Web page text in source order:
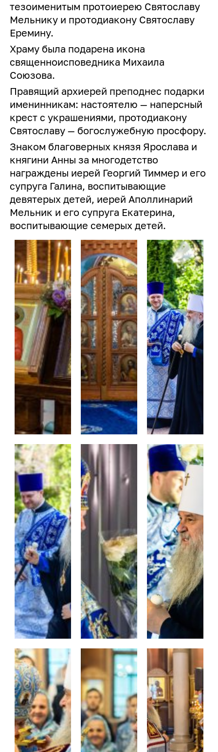
тезоименитым протоиерею Святославу
Мельнику и протодиакону Святославу
Еремину.
Храму была подарена икона
священноисповедника Михаила
Союзова.
Правящий архиерей преподнес подарки
именинникам: настоятелю — наперсный
крест с украшениями, протодиакону
Святославу — богослужебную просфору.
Знаком благоверных князя Ярослава и
княгини Анны за многодетство
награждены иерей Георгий Тиммер и его
супруга Галина, воспитывающие
девятерых детей, иерей Аполлинарий
Мельник и его супруга Екатерина,
воспитывающие семерых детей.